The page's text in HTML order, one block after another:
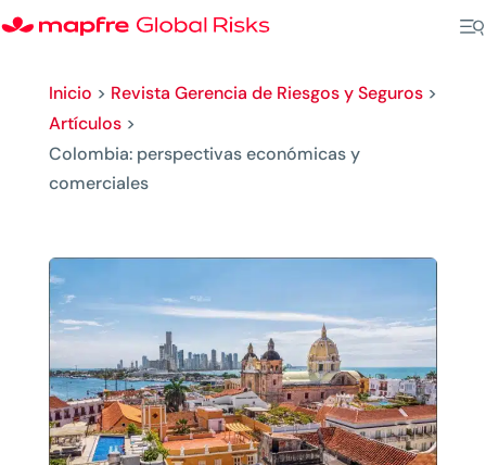
Inicio > Revista Gerencia de Riesgos y Seguros>
Artículos>
Colombia: perspectivas económicas y
comerciales